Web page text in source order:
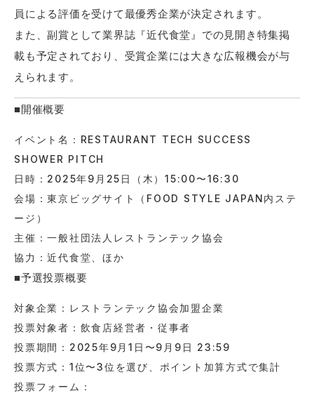
員による評価を受けて最優秀企業が決定されます。
また、副賞として業界誌『近代食堂』での見開き特集掲
載も予定されており、受賞企業には大きな広報機会が与
えられます。
■開催概要
イベント名：RESTAURANT TECH SUCCESS
SHOWER PITCH
日時：2025年9月25日（木）15:00〜16:30
会場：東京ビッグサイト（FOOD STYLE JAPAN内ステ
ージ）
主催：一般社団法人レストランテック協会
協力：近代食堂、ほか
■予選投票概要
対象企業：レストランテック協会加盟企業
投票対象者：飲食店経営者・従事者
投票期間：2025年9月1日〜9月9日 23:59
投票方式：1位〜3位を選び、ポイント加算方式で集計
投票フォーム：